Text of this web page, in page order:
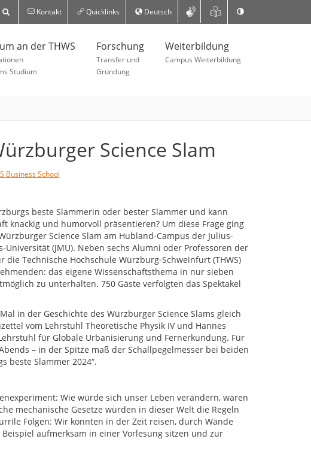
Kontakt Quicklinks Deutsch
an der THWS
Studium
Forschung
Transfer und
Gründung
Weiterbildung
Campus Weiterbildung
Science Slam
Business School
beste Slammerin oder bester Slammer und kann
knackig und humorvoll präsentieren? Um diese Frage ging
Science Slam am Hubland-Campus der Julius-
Universität (JMU). Neben sechs Alumni oder Professoren der
die Technische Hochschule Würzburg-Schweinfurt (THWS)
das eigene Wissenschaftsthema in nur sieben
zu unterhalten. 750 Gäste verfolgten das Spektakel
in der Geschichte des Würzburger Science Slams gleich
vom Lehrstuhl Theoretische Physik IV und Hannes
für Globale Urbanisierung und Fernerkundung. Für
– in der Spitze maß der Schallpegelmesser bei beiden
beste Slammer 2024“.
Wie würde sich unser Leben verändern, wären
mechanische Gesetze würden in dieser Welt die Regeln
Folgen: Wir könnten in der Zeit reisen, durch Wände
aufmerksam in einer Vorlesung sitzen und zur